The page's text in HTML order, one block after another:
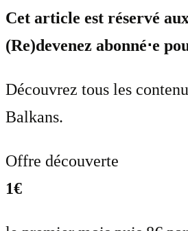
Cet article est réservé
(Re)devenez abonné⋅e
Découvrez tous les
Balkans.
Offre découverte
1€